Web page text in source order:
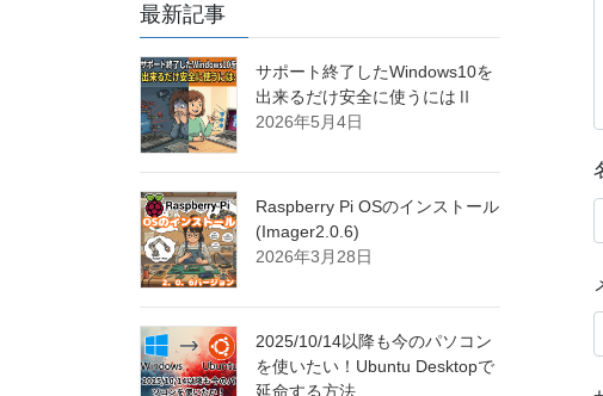
最新記事
サポート終了したWindows10を
出来るだけ安全に使うにはⅡ
2026年5月4日
Raspberry Pi OSのインストール
(Imager2.0.6)
2026年3月28日
2025/10/14以降も今のパソコン
を使いたい！Ubuntu Desktopで
延命する方法